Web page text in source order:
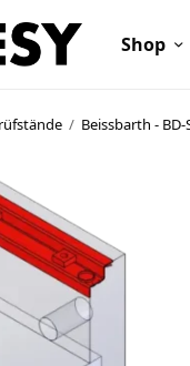
Shop
/ Beissbarth - BD-